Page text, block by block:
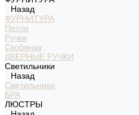
Назад
ФУРНИТУРА
Петли
Ручки
Скобянка
ДВЕРНЫЕ РУЧКИ
Светильники
Назад
Светильники
БРА
ЛЮСТРЫ